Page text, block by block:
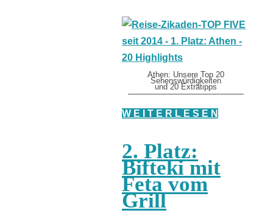
Athen: Unsere Top 20
Sehenswürdigkeiten
und 20 Extratipps
W E I T E R L E S E N
2. Platz:
Bifteki mit
Feta vom
Grill